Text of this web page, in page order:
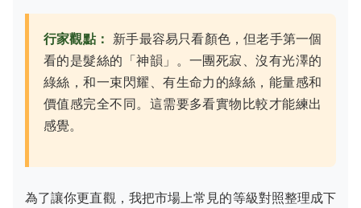
行家觀點： 新手最容易只看顏色，但老手第一個
看的是髮絲的「神韻」。一團死寂、沒有光澤的
綠絲，和一束閃耀、有生命力的綠絲，能量感和
價值感完全不同。這需要多看實物比較才能練出
感覺。
為了讓你更直觀，我把市場上常見的等級對照整理成下